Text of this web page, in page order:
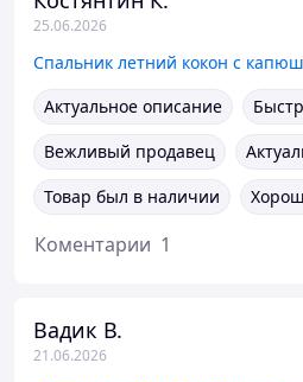
25.06.2026
Актуальное описание
Вежливый продавец
Товар был в наличии
Коментарии 1
Вадик В.
21.06.2026